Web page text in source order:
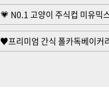
💗 N0.1 고양이 주식컵 미유믹
♥프리미엄 간식 폴카독베이